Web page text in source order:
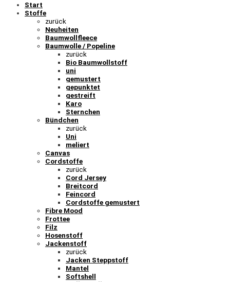
Start
Stoffe
zurück
Neuheiten
Baumwollfleece
Baumwolle / Popeline
zurück
Bio Baumwollstoff
uni
gemustert
gepunktet
gestreift
Karo
Sternchen
Bündchen
zurück
Uni
meliert
Canvas
Cordstoffe
zurück
Cord Jersey
Breitcord
Feincord
Cordstoffe gemustert
Fibre Mood
Frottee
Filz
Hosenstoff
Jackenstoff
zurück
Jacken Steppstoff
Mantel
Softshell